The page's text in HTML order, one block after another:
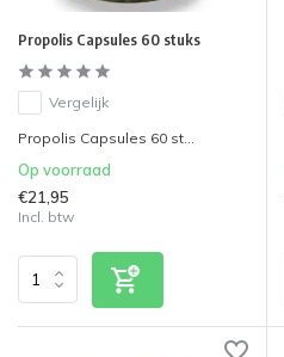
Propolis Capsules 60 stuks
Vergelijk
Propolis Capsules 60 st...
Op voorraad
€21,95
Incl. btw